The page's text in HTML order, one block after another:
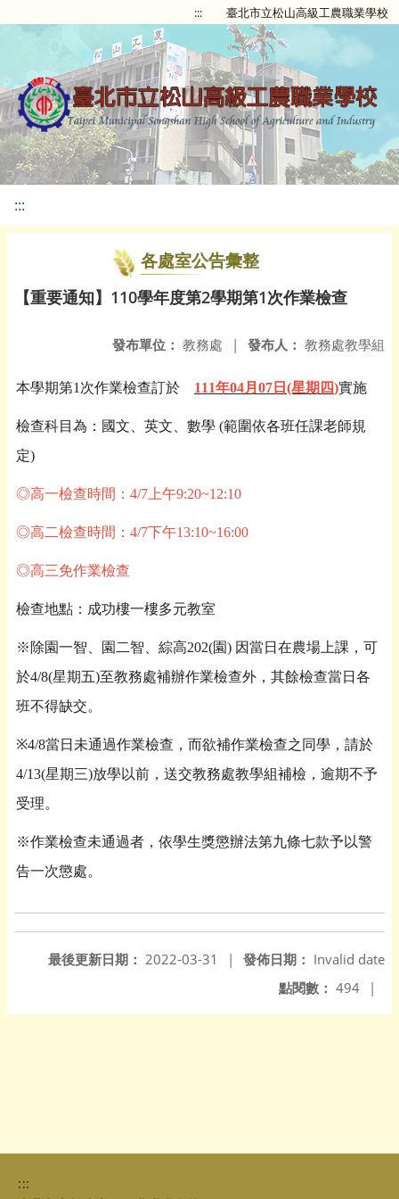
::: 臺北市立松山高級工農職業學校
:::
各處室公告彙整
【重要通知】110學年度第2學期第1次作業檢查
發布人： 教務處教學組
發布單位： 教務處 |
本學期第1次作業檢查訂於 111年04月07日(星期四)實施
檢查科目為：國文、英文、數學 (範圍依各班任課老師規
定)
◎高一檢查時間：4/7上午9:20~12:10
◎高二檢查時間：4/7下午13:10~16:00
◎高三免作業檢查
檢查地點：成功樓一樓多元教室
※除園一智、園二智、綜高202(園) 因當日在農場上課，可
於4/8(星期五)至教務處補辦作業檢查外， 其餘檢查當日各
班不得缺交。
※4/8當日未通過作業檢查，而欲補作業檢查之同學，請於
4/13(星期三)放學以前，送交教務處教學組補檢，逾期不予
受理。
※作業檢查未通過者， 依學生獎懲辦法第九條七款予以警
告一次懲處。
發佈日期： Invalid date
最後更新日期： 2022-03-31
|
點閱數： 494 |
:::